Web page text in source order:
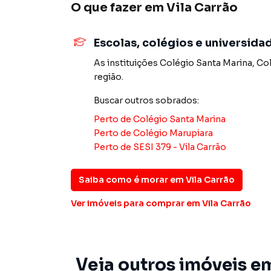
Porcelanato sala, cozinha e lavado - Piso
Sobrado para Venda em região valorizada do
equipe pelo telefone (11) 2783-2000.
A Imobiliária Xavier e Brito tem mais opções
sobrados, terrenos, lojas e barracões para
encontra milhares de ofertas para encontrar o
Negocie seu imóvel de forma totalmente
imobiliário.
O que fazer em Vila Carrão
Escolas, colégios e
As instituições Colégio Santa Marina,
região.
Buscar outros sobrados:
Perto de Colégio Santa Marina
Perto de Colégio Marupiara
Perto de SESI 379 - Vila Carrão
Saiba como é morar em Vila Carrão
Ver imóveis para comprar em Vila Carrão
Veja outros imóveis